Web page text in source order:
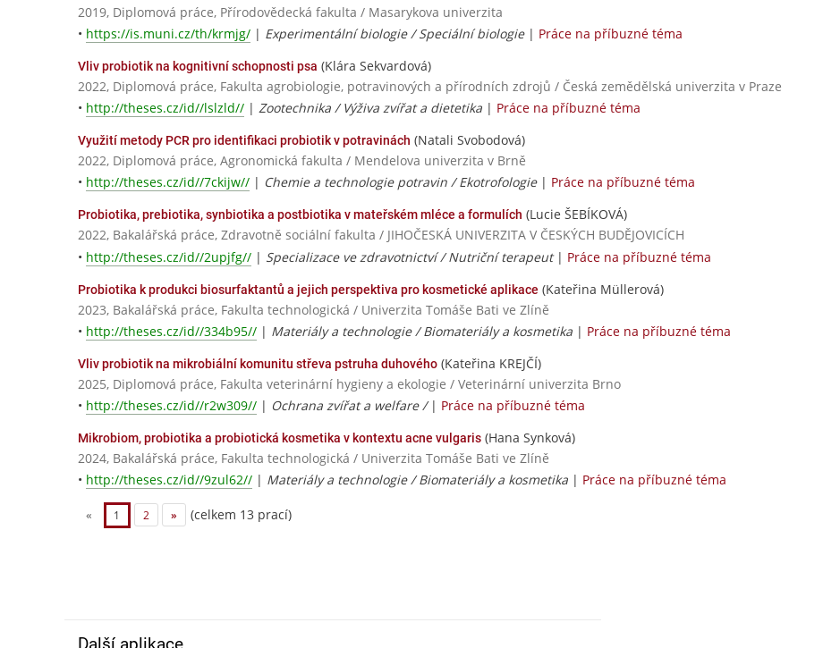
2019, Diplomová práce, Přírodovědecká fakulta / Masarykova univerzita
• https://is.muni.cz/th/krmjg/ | Experimentální biologie / Speciální biologie| Práce na příbuzné téma
Vliv probiotik na kognitivní schopnosti psa (Klára Sekvardová)
2022, Diplomová práce, Fakulta agrobiologie, potravinových a přírodních zdrojů / Česká zemědělská univerzita v Praze
• http://theses.cz/id//lslzld// | Zootechnika / Výživa zvířat a dietetika | Práce na příbuzné téma
Využití metody PCR pro identifikaci probiotik v potravinách (Natali Svobodová)
2022, Diplomová práce, Agronomická fakulta / Mendelova univerzita v Brně
• http://theses.cz/id//7ckijw// | Chemie a technologie potravin / Ekotrofologie| Práce na příbuzné téma
Probiotika, prebiotika, synbiotika a postbiotika v mateřském mléce a formulích (Lucie ŠEBÍKOVÁ)
2022, Bakalářská práce, Zdravotně sociální fakulta / JIHOČESKÁ UNIVERZITA V ČESKÝCH BUDĚJOVICÍCH
• http://theses.cz/id//2upjfg// | Specializace ve zdravotnictví / Nutriční terapeut| Práce na příbuzné téma
Probiotika k produkci biosurfaktantů a jejich perspektiva pro kosmetické aplikace (Kateřina Müllerová)
2023, Bakalářská práce, Fakulta technologická / Univerzita Tomáše Bati ve Zlíně
• http://theses.cz/id//334b95// | Materiály a technologie / Biomateriály a kosmetika | Práce na příbuzné téma
Vliv probiotik na mikrobiální komunitu střeva pstruha duhového (Kateřina KREJČÍ)
2025, Diplomová práce, Fakulta veterinární hygieny a ekologie / Veterinární univerzita Brno
• http://theses.cz/id//r2w309// | Ochrana zvířat a welfare / | Práce na příbuzné téma
Mikrobiom, probiotika a probiotická kosmetika v kontextu acne vulgaris (Hana Synková)
2024, Bakalářská práce, Fakulta technologická / Univerzita Tomáše Bati ve Zlíně
• http://theses.cz/id//9zul62// | Materiály a technologie / Biomateriály a kosmetika | Práce na příbuzné téma
« 1 2 » (celkem 13 prací)